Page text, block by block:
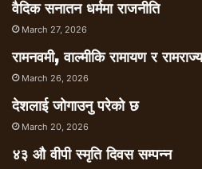
वैदिक सनातन धर्ममा राजनीति
March 27, 2026
रामनवमी, वाल्मीकि रामायण र रामराज्य
March 26, 2026
देशलाई जोगाउनु परेको छ
March 20, 2026
४३ औ वीपी स्मृति दिवस सम्पन्न